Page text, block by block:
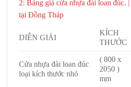
2: Bảng giá cửa nhựa đài loan đúc. |
tại Đồng Tháp
DIỄN GIẢI
KÍCH
THƯỚC
Cửa nhựa đài loan đúc
loại kích thước nhỏ
( 800 x
2050 )
mm